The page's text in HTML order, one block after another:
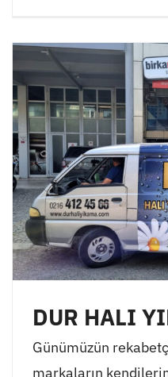
DUR HALI
Günümüzün
markaların